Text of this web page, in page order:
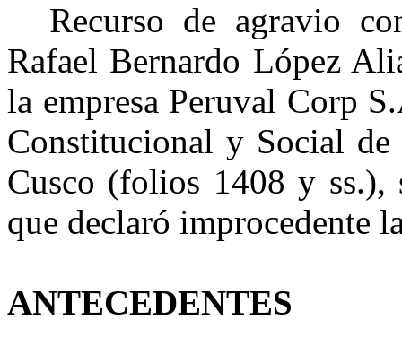
Recurso de agravio
Rafael Bernardo López
la empresa Peruval Corp
Constitucional y Social
Cusco (folios 1408 y ss.),
que declaró improcedente
ANTECEDENTES